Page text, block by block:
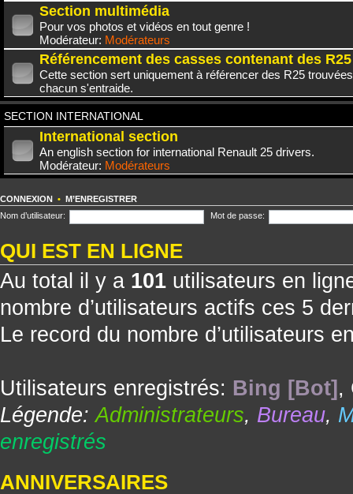
Section multimédia
Pour vos photos et vidéos en tout genre !
Modérateur: Modérateurs
Référencement des casses contenant des R25
Cette section sert uniquement à référencer des R25
chacun s'entraide.
SECTION INTERNATIONAL
International section
An english section for international Renault 25 drivers.
Modérateur: Modérateurs
CONNEXION • M’ENREGISTRER
Nom d’utilisateur:
Mot de passe:
QUI EST EN LIGNE
Au total il y a 101 utilisateurs en
nombre d’utilisateurs actifs ces 5
Le record du nombre d’utilisateurs
Utilisateurs enregistrés: Bing [Bot] ,
Légende:Administrateurs, Bureau,
enregistrés
ANNIVERSAIRES